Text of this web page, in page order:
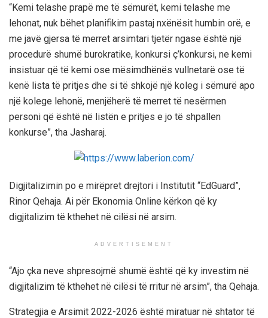
“Kemi telashe prapë me të sëmurët, kemi telashe me
lehonat, nuk bëhet planifikim pastaj nxënësit humbin orë, e
me javë gjersa të merret arsimtari tjetër ngase është një
procedurë shumë burokratike, konkursi ç’konkursi, ne kemi
insistuar që të kemi ose mësimdhënës vullnetarë ose të
kenë lista të pritjes dhe si të shkojë një koleg i sëmurë apo
një kolege lehonë, menjëherë të merret të nesërmen
personi që është në listën e pritjes e jo të shpallen
konkurse”, tha Jasharaj.
Digjitalizimin po e mirëpret drejtori i Institutit “EdGuard”,
Rinor Qehaja. Ai për Ekonomia Online kërkon që ky
digjitalizim të kthehet në cilësi në arsim.
ADVERTISEMENT
“Ajo çka neve shpresojmë shumë është që ky investim në
digjitalizim të kthehet në cilësi të rritur në arsim”, tha Qehaja.
Strategjia e Arsimit 2022-2026 është miratuar në shtator të